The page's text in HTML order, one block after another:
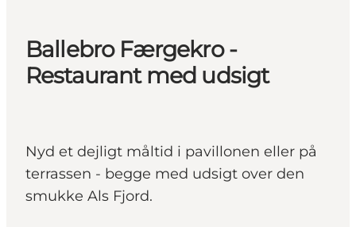
Ballebro Færgekro -
Restaurant med udsigt
Nyd et dejligt måltid i pavillonen eller på
terrassen - begge med udsigt over den
smukke Als Fjord.